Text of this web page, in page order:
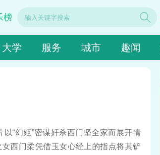
榜
大学 服务 城市 趣闻
“幻姬”密谋奸杀西门坚全家而展开情
西门柔凭借玉女心经上的指点将其铲